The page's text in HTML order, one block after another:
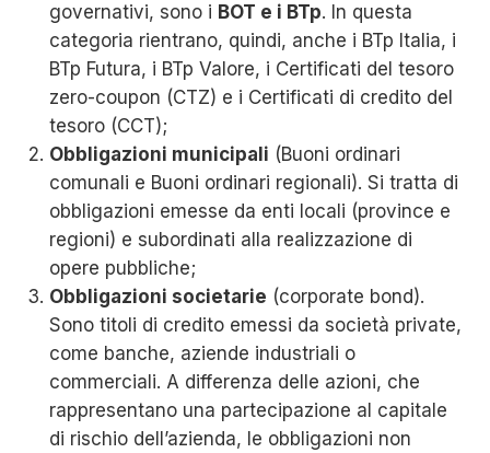
governativi, sono i BOT e i BTp. In questa
categoria rientrano, quindi, anche i BTp Italia, i
BTp Futura, i BTp Valore, i Certificati del tesoro
zero-coupon (CTZ) e i Certificati di credito del
tesoro (CCT);
Obbligazioni municipali (Buoni ordinari
comunali e Buoni ordinari regionali). Si tratta di
obbligazioni emesse da enti locali (province e
regioni) e subordinati alla realizzazione di
opere pubbliche;
Obbligazioni societarie (corporate bond).
Sono titoli di credito emessi da società private,
come banche, aziende industriali o
commerciali. A differenza delle azioni, che
rappresentano una partecipazione al capitale
di rischio dell’azienda, le obbligazioni non